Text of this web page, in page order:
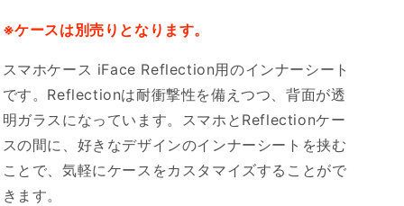
※ケースは別売りとなります。
スマホケース iFace Reflection用のインナーシート
です。Reflectionは耐衝撃性を備えつつ、背面が透
明ガラスになっています。スマホとReflectionケー
スの間に、好きなデザインのインナーシートを挟む
ことで、気軽にケースをカスタマイズすることがで
きます。